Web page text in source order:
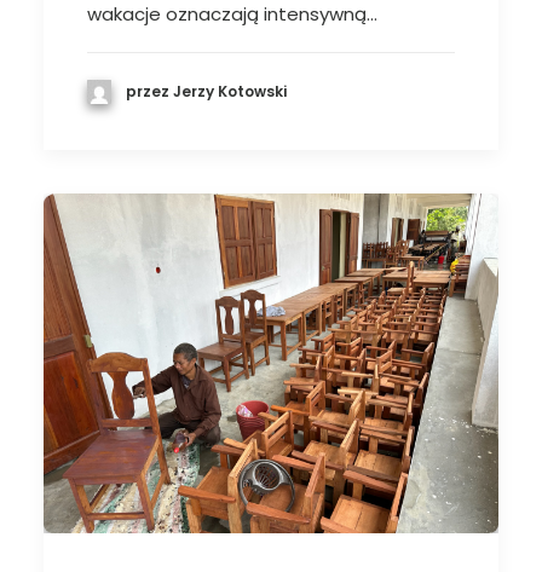
wakacje oznaczają intensywną…
przez Jerzy Kotowski